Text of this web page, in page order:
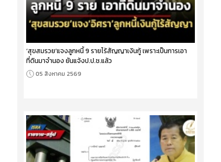
‘สุขสมรวย’แจงลูกหนี้ 9 รายไร้สัญญาเงินกู้ เพราะเป็นการเอา
ที่ดินมาจำนอง ยันแจ้งป.ป.ช.แล้ว
05 สิงหาคม 2569